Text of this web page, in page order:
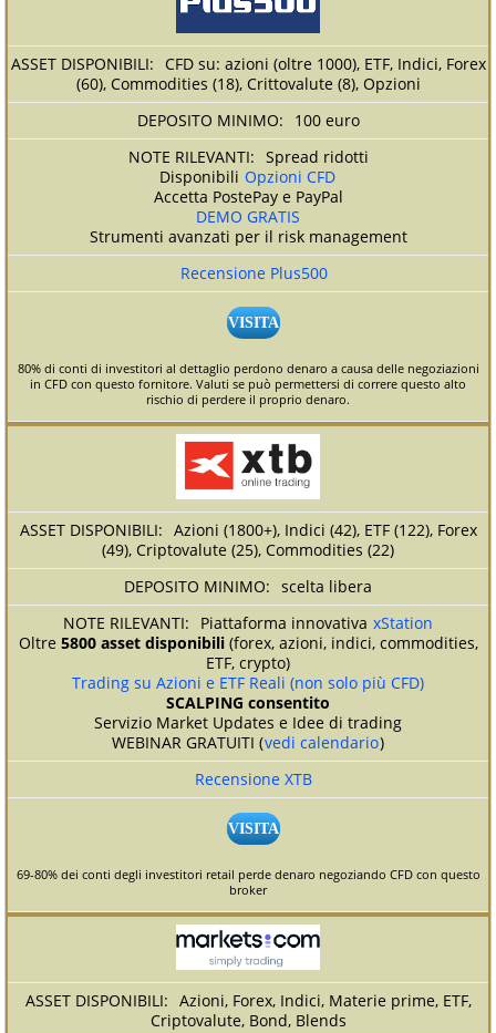
CFD su: azioni (oltre 1000), ETF, Indici, Forex
(60), Commodities (18), Crittovalute (8), Opzioni
100 euro
Spread ridotti
Disponibili Opzioni CFD
Accetta PostePay e PayPal
DEMO GRATIS
Strumenti avanzati per il risk management
Recensione Plus500
VISITA
80% di conti di investitori al dettaglio perdono denaro a causa delle negoziazioni
in CFD con questo fornitore. Valuti se può permettersi di correre questo alto
rischio di perdere il proprio denaro.
Azioni (1800+), Indici (42), ETF (122), Forex
(49), Criptovalute (25), Commodities (22)
scelta libera
Piattaforma innovativa xStation
Oltre 5800 asset disponibili(forex, azioni, indici, commodities,
ETF, crypto)
Trading su Azioni e ETF Reali (non solo più CFD)
SCALPING consentito
Servizio Market Updates e Idee di trading
WEBINAR GRATUITI (vedi calendario)
Recensione XTB
VISITA
69-80% dei conti degli investitori retail perde denaro negoziando CFD con questo
broker
Azioni, Forex, Indici, Materie prime, ETF,
Criptovalute, Bond, Blends